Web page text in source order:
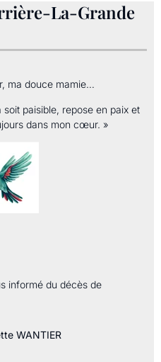
La-Grande
ma douce mamie…
soit paisible, repose en paix et
dans mon cœur. »
informé du décès de
WANTIER